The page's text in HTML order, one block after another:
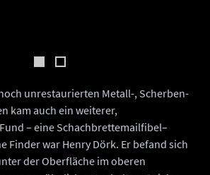
unrestaurierten Metall-, Scherben-
kam auch ein weiterer,
– eine Schachbrettemailfibel–
Finder war Henry Dörk. Er befand sich
der Oberfläche im oberen